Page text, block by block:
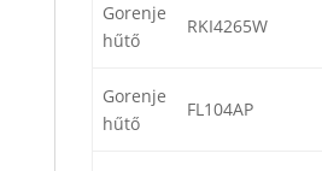
Gorenje
hűtő
RKI4265W
Gorenje
hűtő
FL104AP